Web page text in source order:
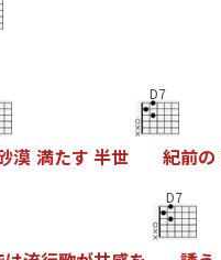
漠 満たす 半世
D7
紀前の
D7